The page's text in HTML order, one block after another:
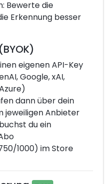
Bewerte die
Erkennung besser
eigenen API-Key
Google, xAI,
dann über dein
jeweiligen Anbieter
du ein
1000) im Store